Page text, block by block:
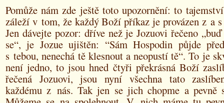
Pomůže nám zde ještě toto upozornění: to
záleží v tom, že každý Boží příkaz je provázen z a
Jen dávejte pozor: dříve než je Jozuovi řečeno
se“, je Jozue ujištěn: “Sám Hospodin půjde
s tebou, nenechá tě klesnout a neopustí tě“. To je
není jedno, to jsou hned čtyři překrásná Boží
řečená Jozuovi, jsou nyní všechna tato
každému z nás. Tak jen se jich chopme a